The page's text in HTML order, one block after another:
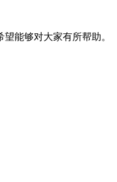
能够对大家有所帮助。